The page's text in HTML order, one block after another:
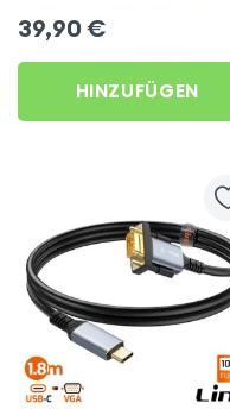
Display Adapter für
Xiaomi Poco C75
39,90 €
HINZUFÜGEN